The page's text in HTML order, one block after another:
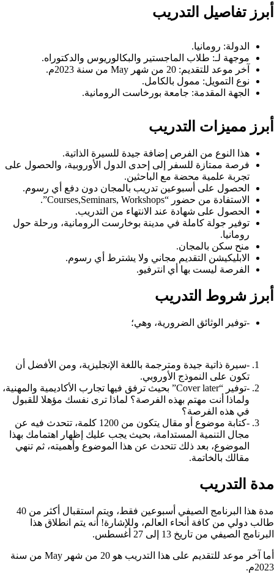
أبرز تفاصيل التدريب
الدولة: رومانيا.
موجهة لـ: طلاب الماجستير والبكالوريوس والدكتوراه.
آخر موعد للتقديم: 20 من شهر May من سنة 2023م.
نوع التمويل: ممول بالكامل.
الجهة المقدمة: جامعة بورخاست الرومانية.
أبرز مميزات التدريب
هذا النوع من الفرص إضافة جيدة للسيرة الذاتية.
فرصة ممتازة للسفر إلى إحدى الدول الأوروبية، والحصول على
تجربة علمية محضة مع الباحثين.
الحصول على أسبوعين تدريب بالمجان دون دفع أي رسوم.
الاستفادة من حضور “Courses,Seminars, Workshops”.
الحصول على شهادة عند الانتهاء من التدريب.
توفير جولة كاملة في مدينة بوخارست الرومانية، ورحلة حول
رومانيا.
منح سكن بالمجان.
الابليكيشن التقديم مجاني ولا يشترط أي رسوم.
الفرصة ليست بها أي انترفيو.
أبرز شروط التدريب
-توفير الوثائق الضرورية، وهي؛
-سيرة ذاتية جيدة ومترجمة باللغة الإنجليزية، ومن الأفضل أن
تكون على النموذج الأوروبي.
-توفير “Cover later” بحيث ترفق فيها تجارب الأكاديمية والمهنية،
ولماذا أنت مهتم بهذه الفرصة؟ لماذا ترى نفسك مؤهلا للقبول
في هذه الفرصة؟
-كتابة موضوع أو مقال يتكون من 1200 كلمة، تتحدث فيه عن
مجال التنمية المستدامة، بحيث يجب عليك إظهار اهتمامك بهذا
الموضوع، بعد ذلك تتحدث عن هذا الموضوع وأهميته، ثم تنهي
مقالك بالخاتمة.
مدة التدريب
مدة هذا البرنامج الصيفي أسبوعين فقط، ويتم استقبال أكثر من 40
طالب دولي من كافة أنحاء العالم، وللإشارة! أنه يتم انطلاق هذا
البرنامج الصيفي من تاريخ 13 إلى 27 أغسطس.
أما آخر موعد للتقديم على هذا التدريب هو 20 من شهر May من سنة
2023م.